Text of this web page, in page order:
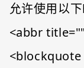
允许使用以
<abbr
<blockquote